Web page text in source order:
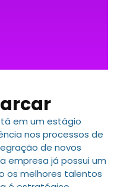
em um estágio
nos processos de
de novos
empresa já possui um
os melhores talentos